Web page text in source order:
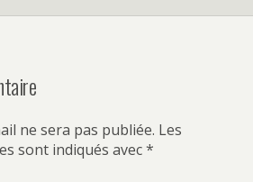
ne sera pas publiée. Les
sont indiqués avec*